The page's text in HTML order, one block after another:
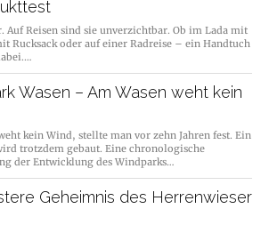
Auf Reisen sind sie unverzichtbar. Ob im Lada mit
Rucksack oder auf einer Radreise – ein Handtuch
Wasen – Am Wasen weht kein
kein Wind, stellte man vor zehn Jahren fest. Ein
trotzdem gebaut. Eine chronologische
der Entwicklung des Windparks…
Geheimnis des Herrenwieser